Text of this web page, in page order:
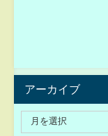
アーカイブ